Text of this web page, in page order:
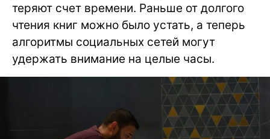
теряют счет времени. Раньше от долгого
чтения книг можно было устать, а теперь
алгоритмы социальных сетей могут
удержать внимание на целые часы.